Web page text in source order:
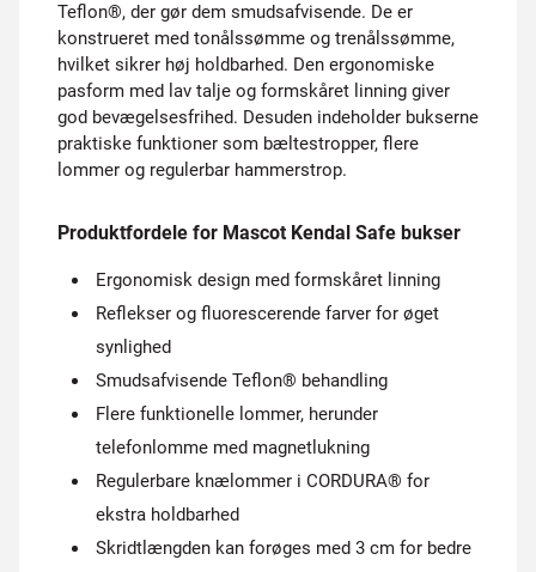
Teflon®, der gør dem smudsafvisende. De er
konstrueret med tonålssømme og trenålssømme,
hvilket sikrer høj holdbarhed. Den ergonomiske
pasform med lav talje og formskåret linning giver
god bevægelsesfrihed. Desuden indeholder bukserne
praktiske funktioner som bæltestropper, flere
lommer og regulerbar hammerstrop.
Produktfordele for Mascot Kendal Safe bukser
Ergonomisk design med formskåret linning
Reflekser og fluorescerende farver for øget
synlighed
Smudsafvisende Teflon® behandling
Flere funktionelle lommer, herunder
telefonlomme med magnetlukning
Regulerbare knælommer i CORDURA® for
ekstra holdbarhed
Skridtlængden kan forøges med 3 cm for bedre